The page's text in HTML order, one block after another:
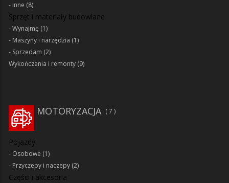
Inne (8)
Sprzęt i materiały budowlane
Wynajmę (1)
Maszyny i narzędzia (1)
Sprzedam (2)
Wykończenia i remonty (9)
MOTORYZACJA 7
Pojazdy
Osobowe (1)
Przyczepy i naczepy (2)
Części i akcesoria